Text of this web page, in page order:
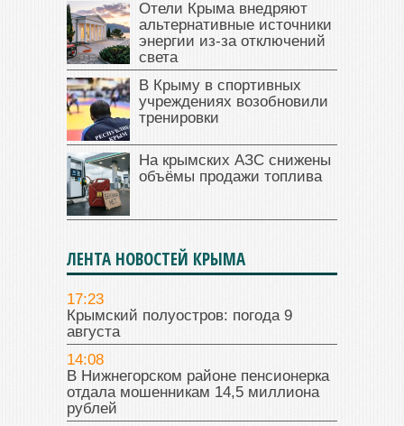
Отели Крыма внедряют
альтернативные источники
энергии из-за отключений
света
В Крыму в спортивных
учреждениях возобновили
тренировки
На крымских АЗС снижены
объёмы продажи топлива
ЛЕНТА НОВОСТЕЙ КРЫМА
17:23
Крымский полуостров: погода 9
августа
14:08
В Нижнегорском районе пенсионерка
отдала мошенникам 14,5 миллиона
рублей